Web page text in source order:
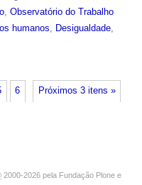
, Observatório do Trabalho
humanos, Desigualdade,
Próximos 3 itens »
6
2000-2026 pela Fundação Plone e